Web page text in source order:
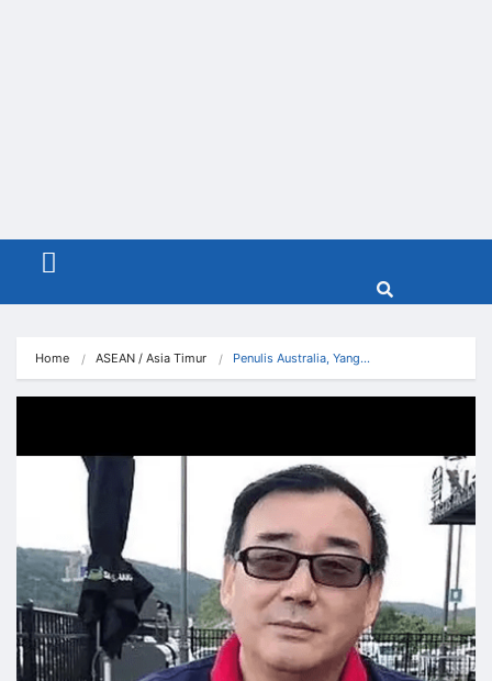
Menu
Home ASEAN / Asia Timur Penulis Australia, Yang…